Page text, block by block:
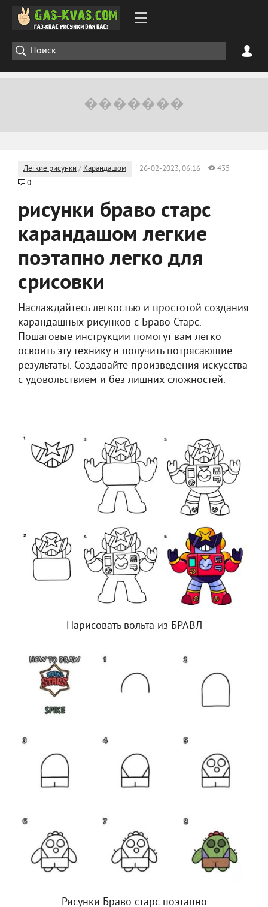
Легкие рисунки / Карандашом 26-02-2023, 06:16
435
0
рисунки браво старс
карандашом легкие
поэтапно легко для
срисовки
Наслаждайтесь легкостью и простотой создания
карандашных рисунков с Браво Старс.
Пошаговые инструкции помогут вам легко
освоить эту технику и получить потрясающие
результаты. Создавайте произведения искусства
с удовольствием и без лишних сложностей.
Нарисовать вольта из БРАВЛ
Рисунки Браво старс поэтапно